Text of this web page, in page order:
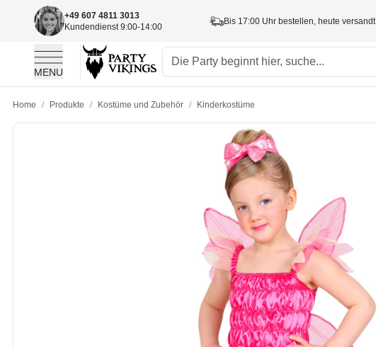
+49 607 4811 3013
Kundendienst 9:00-14:00
Bis 17:00 Uhr bestellen, heute versandt
MENU
Home / Produkte / Kostüme und Zubehör / Kinderkostüme